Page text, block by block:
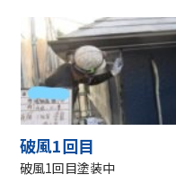
破風1回目
破風1回目塗装中